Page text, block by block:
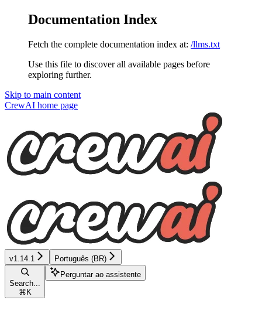
Documentation Index
Fetch the complete documentation index at: /llms.txt
Use this file to discover all available pages before
exploring further.
Skip to main content
CrewAI home page
v1.14.1 Português (BR)
Search...
⌘ K
Perguntar ao assistente